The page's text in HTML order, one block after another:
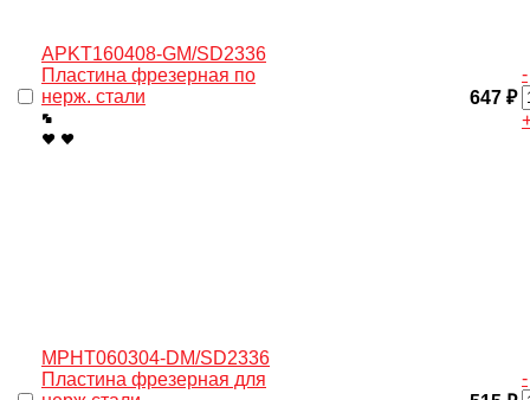
APKT160408-GM/SD2336
Пластина фрезерная по
нерж. стали
647 ₽
-
MPHT060304-DM/SD2336
Пластина фрезерная для
-